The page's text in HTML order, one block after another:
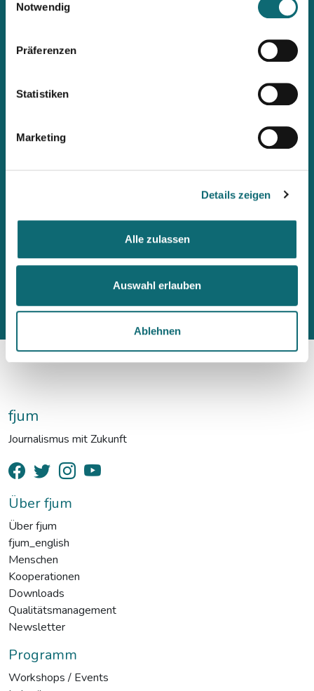
Notwendig
Präferenzen
Statistiken
Marketing
Details zeigen
Alle zulassen
Auswahl erlauben
Ablehnen
Mit unserem Newsletter
Workshops, Stipendien, Summer Schools, Lehrgänge &
fjum
Journalismus mit Zukunft
Über fjum
Über fjum
fjum_english
Menschen
Kooperationen
Downloads
Qualitätsmanagement
Newsletter
Programm
Workshops / Events